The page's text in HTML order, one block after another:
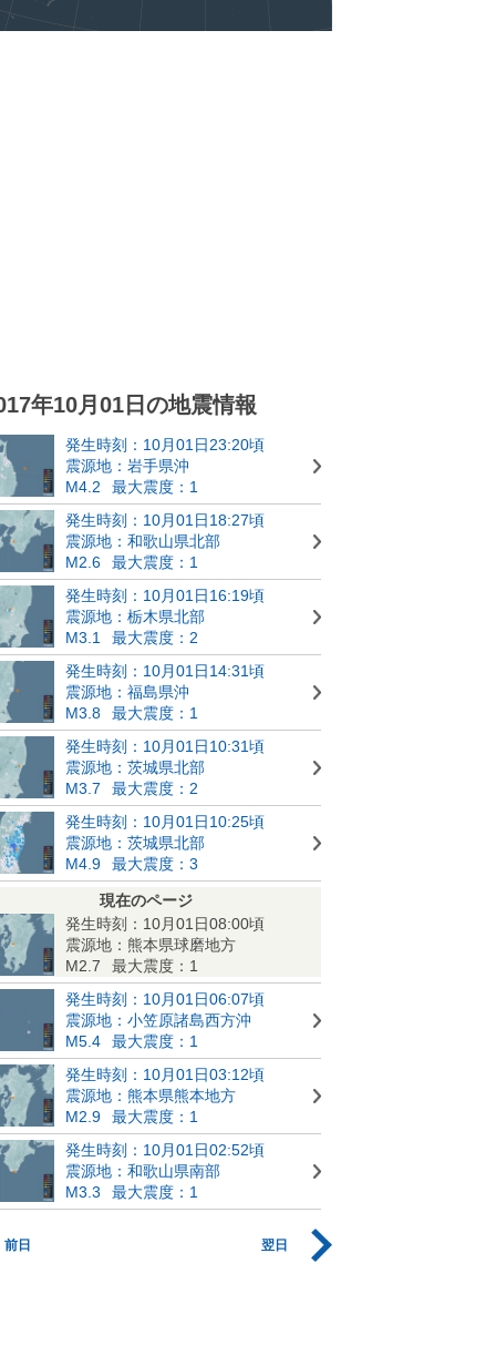
年10月01日の地震情報
発生時刻：10月01日23:20頃
震源地：岩手県沖
M4.2
最大震度：1
発生時刻：10月01日18:27頃
震源地：和歌山県北部
M2.6
最大震度：1
発生時刻：10月01日16:19頃
震源地：栃木県北部
M3.1
最大震度：2
発生時刻：10月01日14:31頃
震源地：福島県沖
M3.8
最大震度：1
発生時刻：10月01日10:31頃
震源地：茨城県北部
M3.7
最大震度：2
発生時刻：10月01日10:25頃
震源地：茨城県北部
M4.9
最大震度：3
現在のページ
発生時刻：10月01日08:00頃
震源地：熊本県球磨地方
M2.7
最大震度：1
発生時刻：10月01日06:07頃
震源地：小笠原諸島西方沖
M5.4
最大震度：1
発生時刻：10月01日03:12頃
震源地：熊本県熊本地方
M2.9
最大震度：1
発生時刻：10月01日02:52頃
震源地：和歌山県南部
M3.3
最大震度：1
前日 翌日